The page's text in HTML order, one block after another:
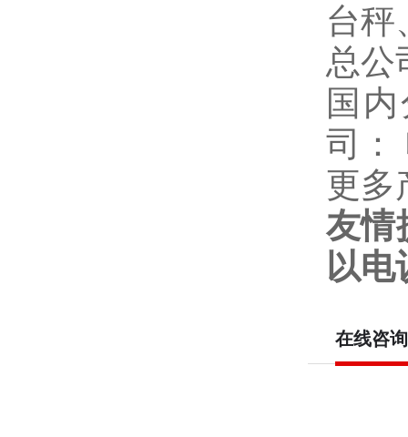
台秤
总公
国
司：
更多
友情
以电
在线咨询